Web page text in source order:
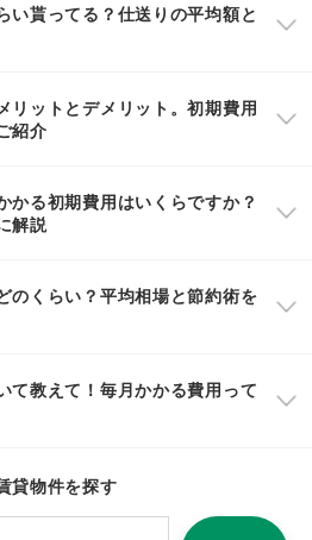
い貰ってる？仕送りの平均額と
リットとデメリット。初期費用
紹介
かる初期費用はいくらですか？
解説
のくらい？平均相場と節約術を
て教えて！毎月かかる費用って
貸物件を探す